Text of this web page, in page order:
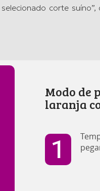
corte suíno”,
Modo de
laranja